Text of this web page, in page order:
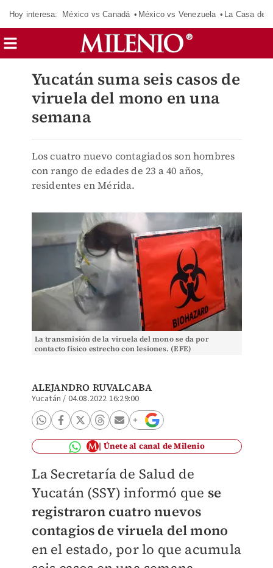
Hoy interesa: México vs Canadá México vs Venezuela La Casa de
Yucatán suma seis casos de
viruela del mono en una
semana
Los cuatro nuevo contagiados son hombres
con rango de edades de 23 a 40 años,
residentes en Mérida.
La transmisión de la viruela del mono se da por
contacto físico estrecho con lesiones. (EFE)
ALEJANDRO RUVALCABA
Yucatán / 04.08.2022 16:29:00
Únete al canal de Milenio
La Secretaría de Salud de
Yucatán (SSY) informó que se
registraron cuatro nuevos
contagios de viruela del mono
en el estado, por lo que acumula